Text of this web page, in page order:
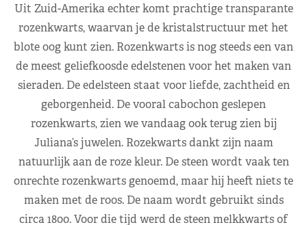
Uit Zuid-Amerika echter komt prachtige transparante
rozenkwarts, waarvan je de kristalstructuur met het
blote oog kunt zien. Rozenkwarts is nog steeds een van
de meest geliefkoosde edelstenen voor het maken van
sieraden. De edelsteen staat voor liefde, zachtheid en
geborgenheid. De vooral cabochon geslepen
rozenkwarts, zien we vandaag ook terug zien bij
Juliana’s juwelen. Rozekwarts dankt zijn naam
natuurlijk aan de roze kleur. De steen wordt vaak ten
onrechte rozenkwarts genoemd, maar hij heeft niets te
maken met de roos. De naam wordt gebruikt sinds
circa 1800. Voor die tijd werd de steen melkkwarts of